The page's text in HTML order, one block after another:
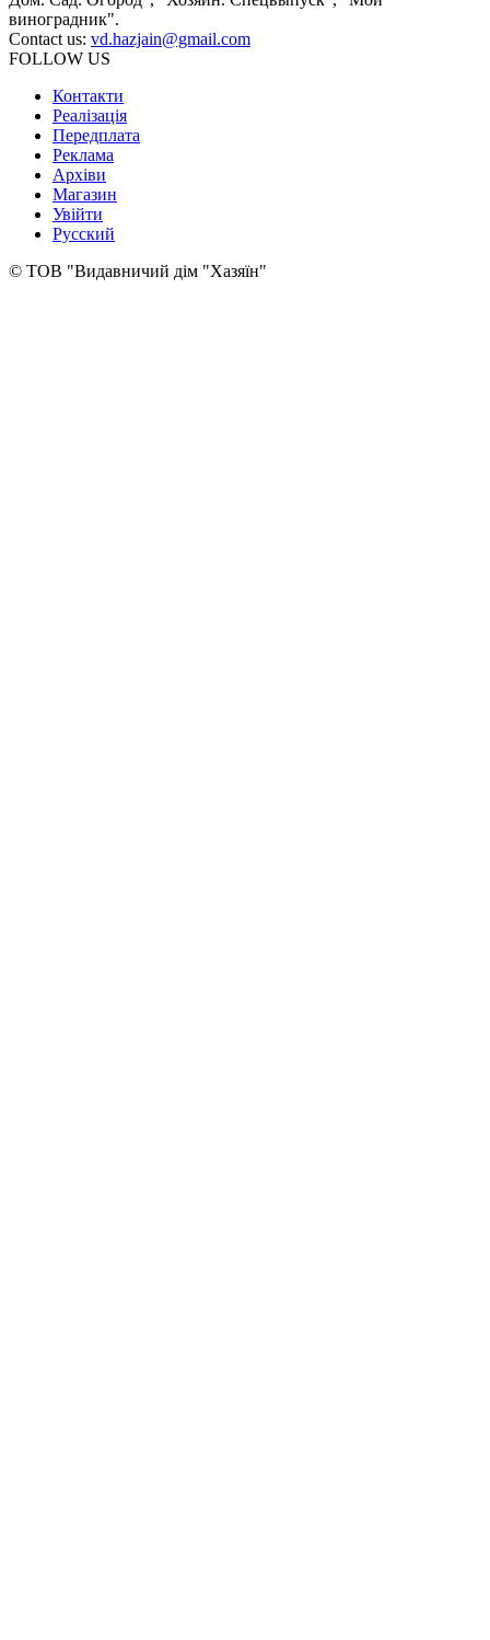
виноградник".
Contact us: vd.hazjain@gmail.com
FOLLOW US
Контакти
Реалізація
Передплата
Реклама
Архіви
Магазин
Увійти
Русский
© ТОВ "Видавничий дім "Хазяїн"